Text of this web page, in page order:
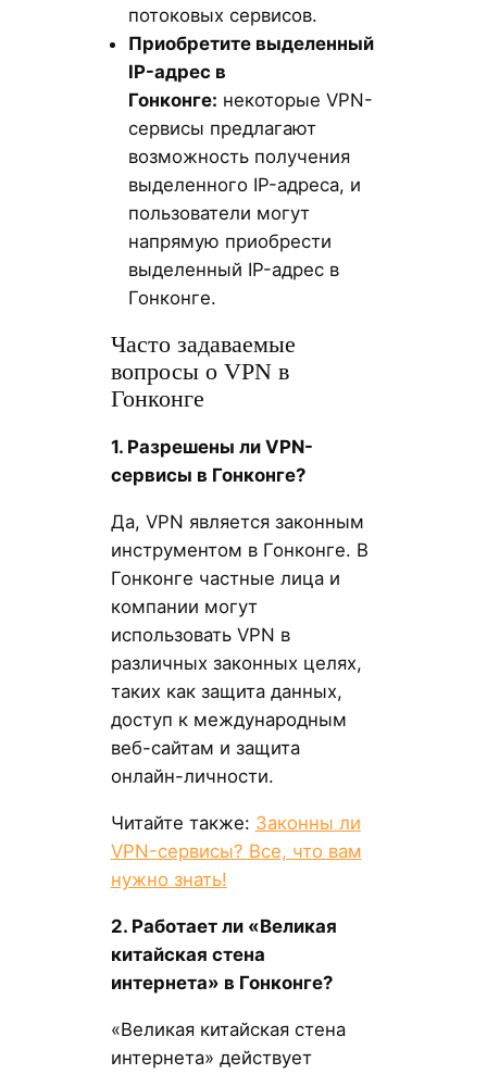
потоковых сервисов.
Приобретите выделенный
IP-адрес в
Гонконге: некоторые VPN-
сервисы предлагают
возможность получения
выделенного IP-адреса, и
пользователи могут
напрямую приобрести
выделенный IP-адрес в
Гонконге.
Часто задаваемые
вопросы о VPN в
Гонконге
1. Разрешены ли VPN-
сервисы в Гонконге?
Да, VPN является законным
инструментом в Гонконге. В
Гонконге частные лица и
компании могут
использовать VPN в
различных законных целях,
таких как защита данных,
доступ к международным
веб-сайтам и защита
онлайн-личности.
Читайте также: Законны ли
VPN-сервисы? Все, что вам
нужно знать!
2. Работает ли «Великая
китайская стена
интернета» в Гонконге?
«Великая китайская стена
интернета» действует